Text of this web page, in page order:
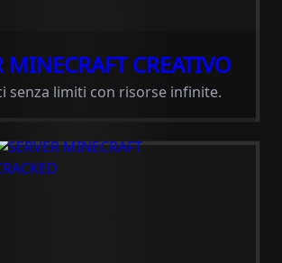
MINECRAFT CREATIVO
senza limiti con risorse infinite.